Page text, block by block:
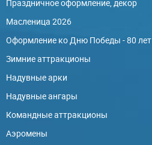
Праздничное оформление, декор
Масленица 2026
Оформление ко Дню Победы - 80 лет
Зимние аттракционы
Надувные арки
Надувные ангары
Командные аттракционы
Аэромены